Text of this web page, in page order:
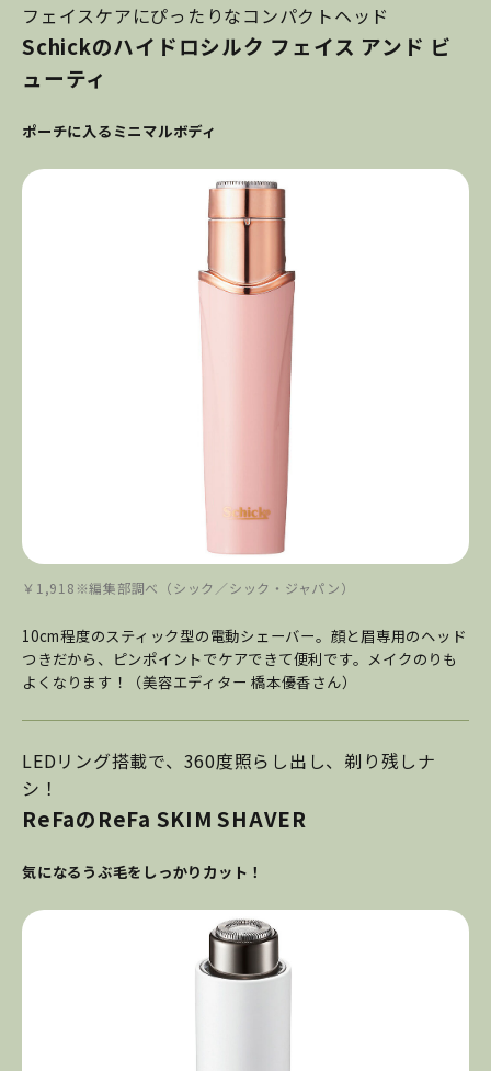
フェイスケアにぴったりなコンパクトヘッド
Schickのハイドロシルク フェイス アンド ビ
ューティ
ポーチに入るミニマルボディ
￥1,918※編集部調べ（シック／シック・ジャパン）
10cm程度のスティック型の電動シェーバー。顔と眉専用のヘッド
つきだから、ピンポイントでケアできて便利です。メイクのりも
よくなります！（美容エディター 橋本優香さん）
LEDリング搭載で、360度照らし出し、剃り残しナ
シ！
ReFaのReFa SKIM SHAVER
気になるうぶ毛をしっかりカット！